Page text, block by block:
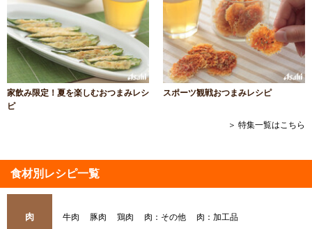
家飲み限定！夏を楽しむおつまみレシ
ピ
スポーツ観戦おつまみレシピ
＞ 特集一覧はこちら
食材別レシピ一覧
肉 牛肉 豚肉 鶏肉 肉：その他 肉：加工品